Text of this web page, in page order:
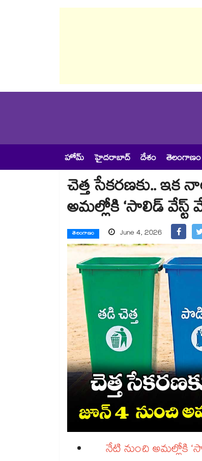
హోమ్ హైదరాబాద్ దేశం తెలంగాణం
చెత్త సేకరణకు.. ఇక
అమల్లోకి ‘సాలిడ్
తెలంగాణం June 4, 2026
నేటి నుంచి అమల్లోకి